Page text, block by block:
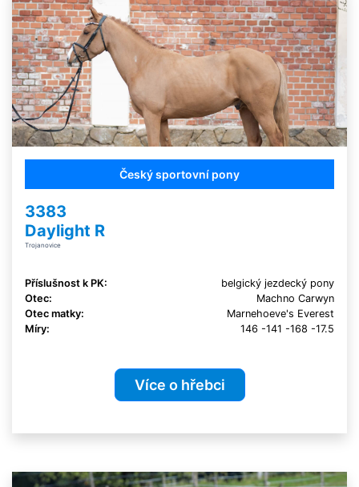
Český sportovní pony
3383
Daylight R
Trojanovice
Příslušnost k PK:
belgický jezdecký pony
Otec:
Machno Carwyn
Otec matky:
Marnehoeve's Everest
Míry:
146 -141 -168 -17.5
Více o hřebci